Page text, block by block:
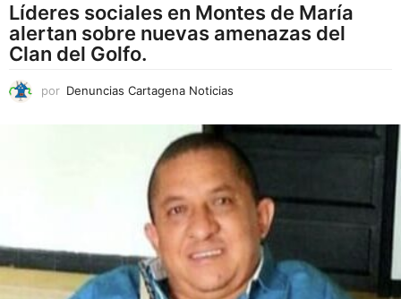
Líderes sociales en Montes de María
alertan sobre nuevas amenazas del
Clan del Golfo.
por Denuncias Cartagena Noticias